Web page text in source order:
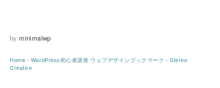
by minimalwp
Home › WordPress初心者講座 ウェブデザインブックマーク › Stereo
Creative